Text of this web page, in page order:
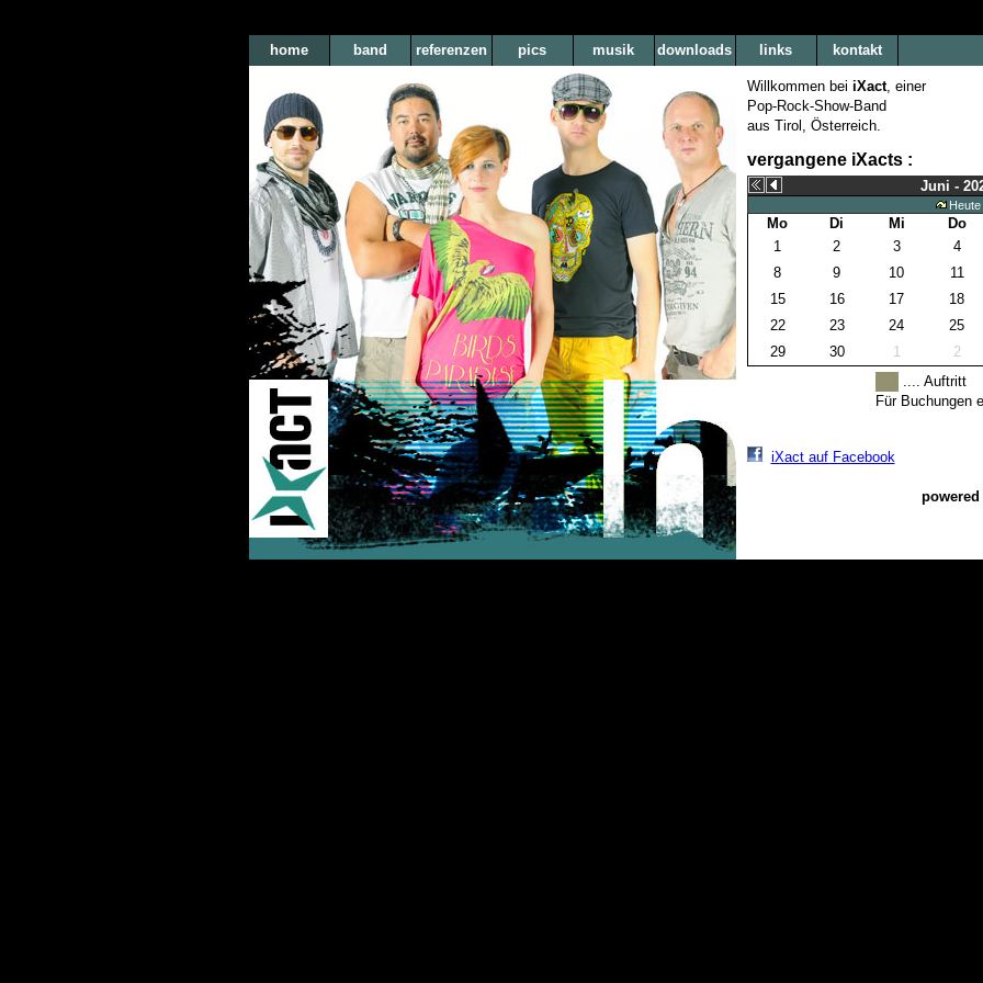
home band referenzen pics musik downloads links kontakt
Willkommen bei iXact, einer
Pop-Rock-Show-Band
aus Tirol, Österreich.
vergangene iXacts :
Juni -
Heute
Mo Di Mi
Do
1
2 3
4
8
9 10
11
15
16 17
18
22
23 24
25
29
30 1
2
.... Auftritt
Für Buchungen
powered
iXact auf Facebook